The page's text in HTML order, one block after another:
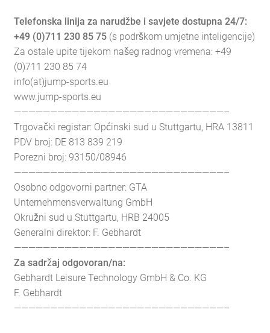
Telefonska linija za narudžbe i savjete dostupna 24/7:
+49 (0)711 230 85 75(s podrškom umjetne inteligencije)
Za ostale upite tijekom našeg radnog vremena: +49
(0)711 230 85 74
info(at)jump-sports.eu
www.jump-sports.eu
—————————————————————————————–
Trgovački registar: Općinski sud u Stuttgartu, HRA 13811
PDV broj: DE 813 839 219
Porezni broj: 93150/08946
—————————————————————————————–
Osobno odgovorni partner: GTA
Unternehmensverwaltung GmbH
Okružni sud u Stuttgartu, HRB 24005
Generalni direktor: F. Gebhardt
—————————————————————————————–
Za sadržaj odgovoran/na:
Gebhardt Leisure Technology GmbH & Co. KG
F. Gebhardt
—————————————————————————————–